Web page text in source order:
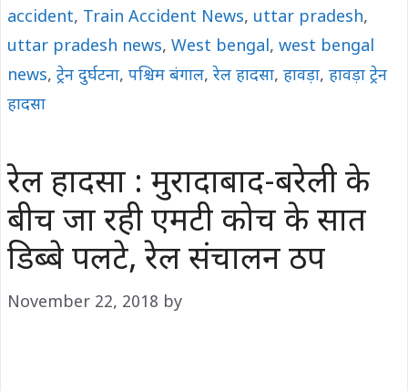
accident, Train Accident News, uttar pradesh,
uttar pradesh news, West bengal, west bengal
news, ट्रेन दुर्घटना, पश्चिम बंगाल, रेल हादसा, हावड़ा, हावड़ा ट्रेन
हादसा
रेल हादसा : मुरादाबाद-बरेली के
बीच जा रही एमटी कोच के सात
डिब्बे पलटे, रेल संचालन ठप
November 22, 2018 by